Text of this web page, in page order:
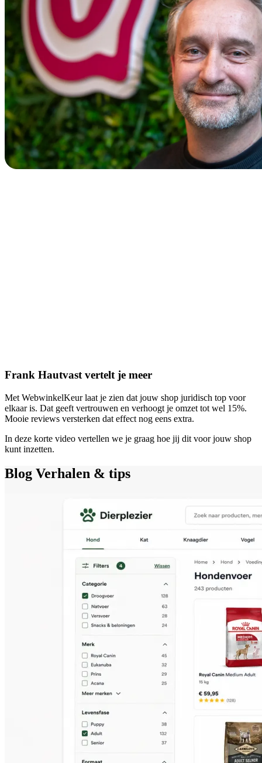
Frank Hautvast vertelt je meer
Met WebwinkelKeur laat je zien dat jouw shop juridisch top voor
elkaar is. Dat geeft vertrouwen en verhoogt je omzet tot wel 15%.
Mooie reviews versterken dat effect nog eens extra.
In deze korte video vertellen we je graag hoe jij dit voor jouw shop
kunt inzetten.
Blog Verhalen & tips